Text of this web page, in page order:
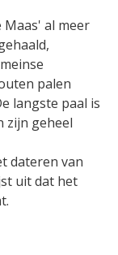
Maas' al meer
palen
langste paal is
zijn geheel
dateren van
uit dat het